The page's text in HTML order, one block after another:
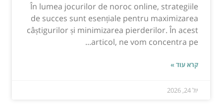
În lumea jocurilor de noroc online, strategiile
de succes sunt esențiale pentru maximizarea
câștigurilor și minimizarea pierderilor. În acest
articol, ne vom concentra pe...
קרא עוד »
יול 24, 2026